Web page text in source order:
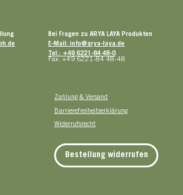
Bei Fragen zu ARYA LAYA Produkten
E-Mail: info@arya-laya.de
Tel.: +49 6221-84 48-0
Fax: +49 6221-84 48-48
Zahlung & Versand
Barrierefreiheitserklärung
Widerrufsrecht
Bestellung widerrufen